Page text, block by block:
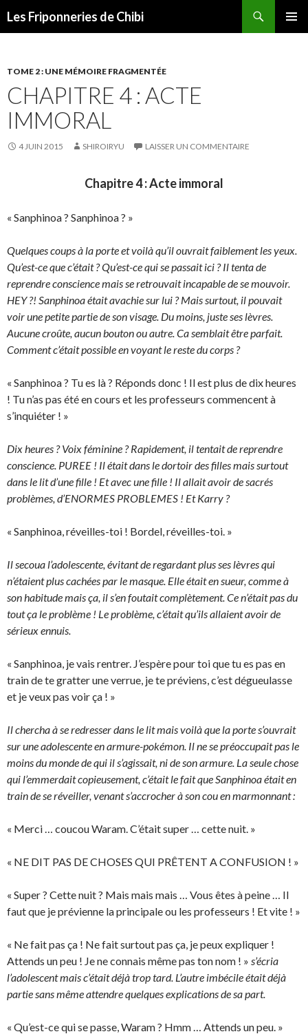
Les Friponneries de Chibi
TOME 2 : UNE MÉMOIRE FRAGMENTÉE
CHAPITRE 4 : ACTE
IMMORAL
4 JUIN 2015 SHIROIRYU LAISSER UN COMMENTAIRE
Chapitre 4 : Acte immoral
« Sanphinoa ? Sanphinoa ? »
Quelques coups à la porte et voilà qu’il ouvrait faiblement les yeux.
Qu’est-ce que c’était ? Qu’est-ce qui se passait ici ? Il tenta de
reprendre conscience mais se retrouvait incapable de se mouvoir.
HEY ?! Sanphinoa était avachie sur lui ? Mais surtout, il pouvait
voir une petite partie de son visage. Du moins, juste ses lèvres.
Aucune croûte, aucun bouton ou autre. Ca semblait être parfait.
Comment c’était possible en voyant le reste du corps ?
« Sanphinoa ? Tu es là ? Réponds donc ! Il est plus de dix heures
! Tu n’as pas été en cours et les professeurs commencent à
s’inquiéter ! »
Dix heures ? Voix féminine ? Rapidement, il tentait de reprendre
conscience. PUREE ! Il était dans le dortoir des filles mais surtout
dans le lit d’une fille ! Et avec une fille ! Il allait avoir de sacrés
problèmes, d’ENORMES PROBLEMES ! Et Karry ?
« Sanphinoa, réveilles-toi ! Bordel, réveilles-toi. »
Il secoua l’adolescente, évitant de regardant plus ses lèvres qui
n’étaient plus cachées par le masque. Elle était en sueur, comme à
son habitude mais ça, il s’en foutait complètement. Ce n’était pas du
tout ça le problème ! Le problème, c’était qu’ils allaient avoir de
sérieux ennuis.
« Sanphinoa, je vais rentrer. J’espère pour toi que tu es pas en
train de te gratter une verrue, je te préviens, c’est dégueulasse
et je veux pas voir ça ! »
Il chercha à se redresser dans le lit mais voilà que la porte s’ouvrait
sur une adolescente en armure-pokémon. Il ne se préoccupait pas le
moins du monde de qui il s’agissait, ni de son armure. La seule chose
qui l’emmerdait copieusement, c’était le fait que Sanphinoa était en
train de se réveiller, venant s’accrocher à son cou en marmonnant :
« Merci … coucou Waram. C’était super … cette nuit. »
« NE DIT PAS DE CHOSES QUI PRÊTENT A CONFUSION ! »
« Super ? Cette nuit ? Mais mais mais … Vous êtes à peine … Il
faut que je prévienne la principale ou les professeurs ! Et vite ! »
« Ne fait pas ça ! Ne fait surtout pas ça, je peux expliquer !
Attends un peu ! Je ne connais même pas ton nom ! » s’écria
l’adolescent mais c’était déjà trop tard. L’autre imbécile était déjà
partie sans même attendre quelques explications de sa part.
« Qu’est-ce qui se passe, Waram ? Hmm … Attends un peu. »